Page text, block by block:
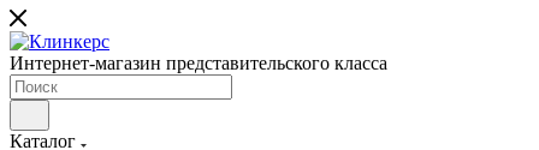
Интернет-магазин представительского класса
Каталог